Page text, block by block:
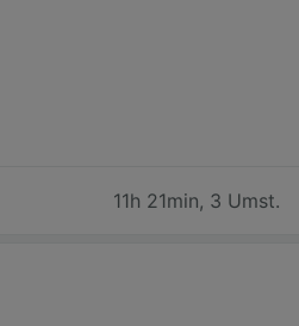
11h 21min, 3 Umst.